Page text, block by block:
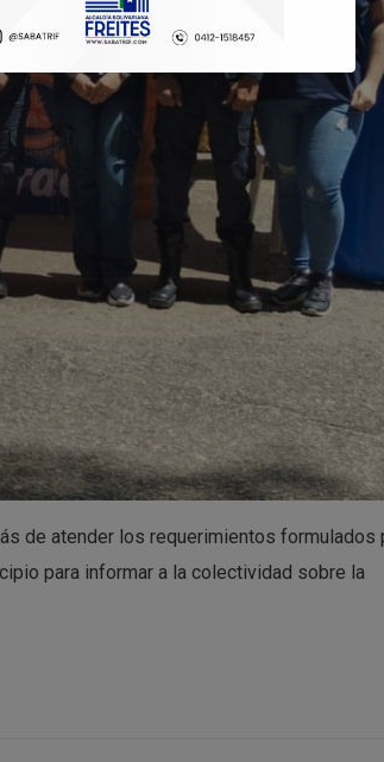
de atender los requerimientos formulados
para informar a la colectividad sobre la